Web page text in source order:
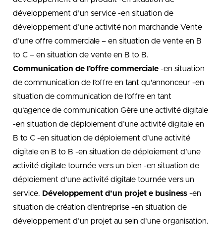
développement d’un service -en situation de
développement d’une activité non marchande Vente
d’une offre commerciale – en situation de vente en B
to C – en situation de vente en B to B.
Communication de l’offre commerciale -en situation
de communication de l’offre en tant qu’annonceur -en
situation de communication de l’offre en tant
qu’agence de communication Gère une activité digitale
-en situation de déploiement d’une activité digitale en
B to C -en situation de déploiement d’une activité
digitale en B to B -en situation de déploiement d’une
activité digitale tournée vers un bien -en situation de
déploiement d’une activité digitale tournée vers un
service. Développement d’un projet e business -en
situation de création d’entreprise -en situation de
développement d’un projet au sein d’une organisation.